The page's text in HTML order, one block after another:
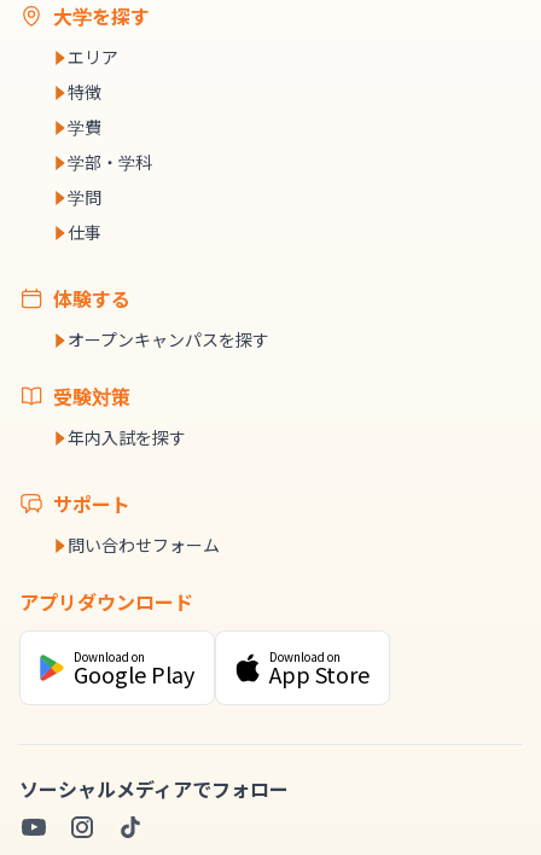
大学を探す
エリア
特徴
学費
学部・学科
学問
仕事
体験する
オープンキャンパスを探す
受験対策
年内入試を探す
サポート
問い合わせフォーム
アプリダウンロード
Download on
Google Play
Download on
App Store
ソーシャルメディアでフォロー